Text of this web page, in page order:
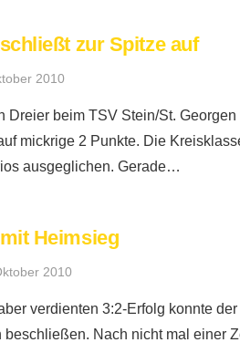
zur Spitze auf
2010
Dreier beim TSV Stein/St.
mickrige 2 Punkte. Die
ausgeglichen. Gerade…
Heimsieg
2010
verdienten 3:2-Erfolg konnte
beschließen. Nach nicht mal einer